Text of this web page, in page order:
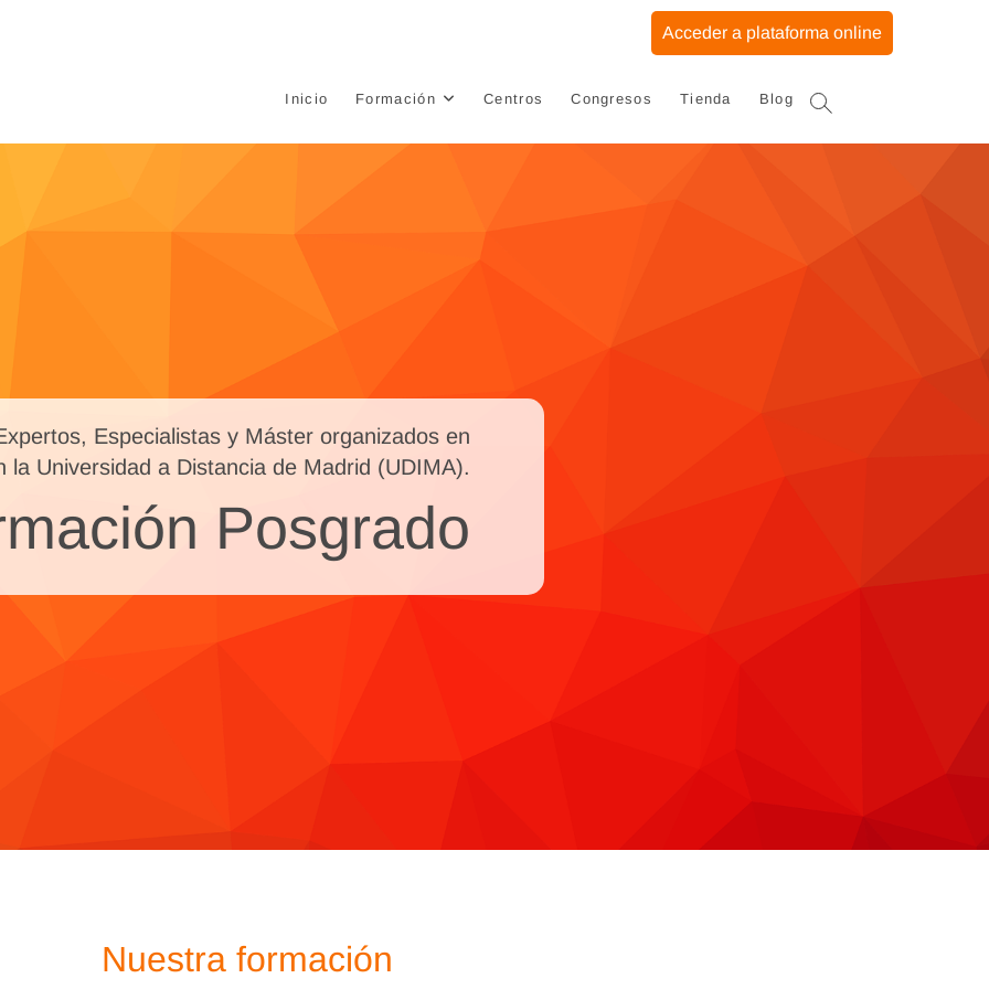
Acceder a plataforma online
Inicio Formación Centros Congresos Tienda Blog
Especialistas y Máster organizados en
la Universidad a Distancia de Madrid (UDIMA).
Posgrado
Nuestra formación